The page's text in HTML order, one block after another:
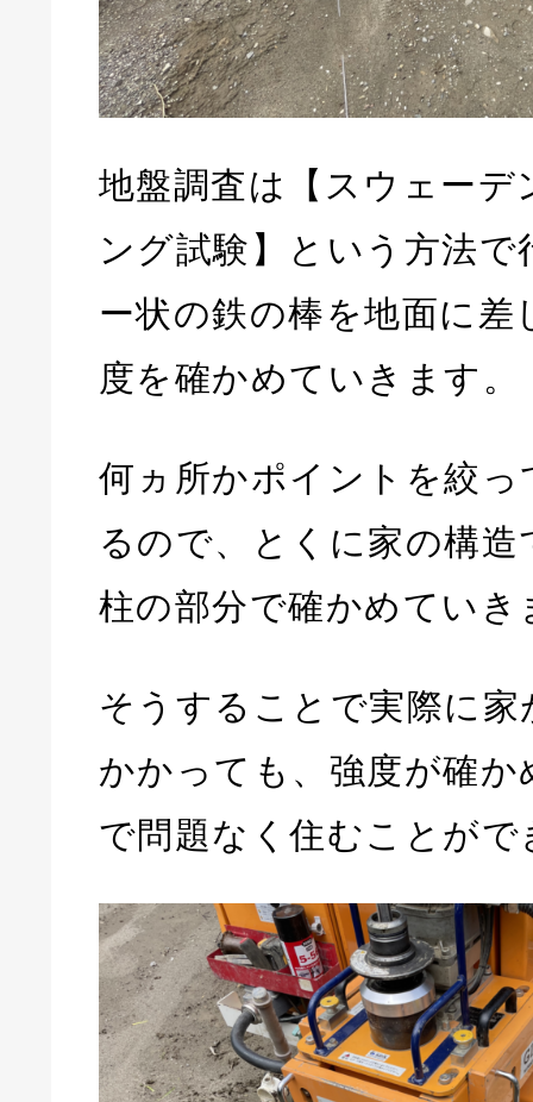
地盤調査は【スウェーデ
ング試験】という方法
ー状の鉄の棒を地面に差
度を確かめていきます。
何ヵ所かポイントを絞っ
るので、とくに家の構
柱の部分で確かめていき
そうすることで実際に
かかっても、強度が確
で問題なく住むことがで